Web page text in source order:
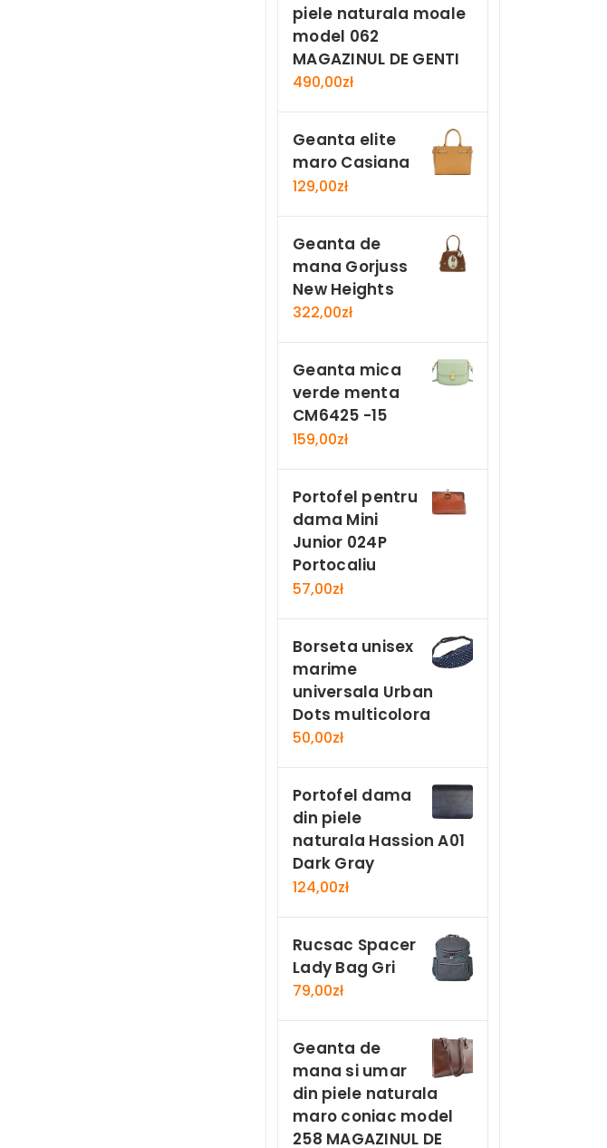
piele naturala moale
model 062
MAGAZINUL DE GENTI
490,00zł
Geanta elite
maro Casiana
129,00zł
Geanta de
mana Gorjuss
New Heights
322,00zł
Geanta mica
verde menta
CM6425 -15
159,00zł
Portofel pentru
dama Mini
Junior 024P
Portocaliu
57,00zł
Borseta unisex
marime
universala Urban
Dots multicolora
50,00zł
Portofel dama
din piele
naturala Hassion A01
Dark Gray
124,00zł
Rucsac Spacer
Lady Bag Gri
79,00zł
Geanta de
mana si umar
din piele naturala
maro coniac model
258 MAGAZINUL DE